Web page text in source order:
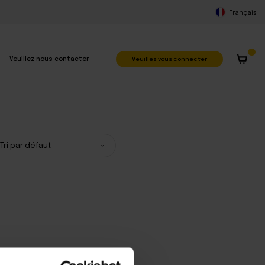
Veuillez nous contacter
Français
Veuillez vous connecter